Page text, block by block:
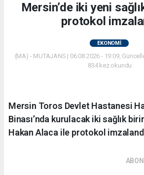
Mersin’de iki yeni
protokol
EKONOMİ
(MA) - MUTAJANS | 06.08.2026 - 19:09,
834 kez okundu.
Mersin Toros Devlet Hastanesi
Binası’nda kurulacak iki sağlık
Hakan Alaca ile protokol